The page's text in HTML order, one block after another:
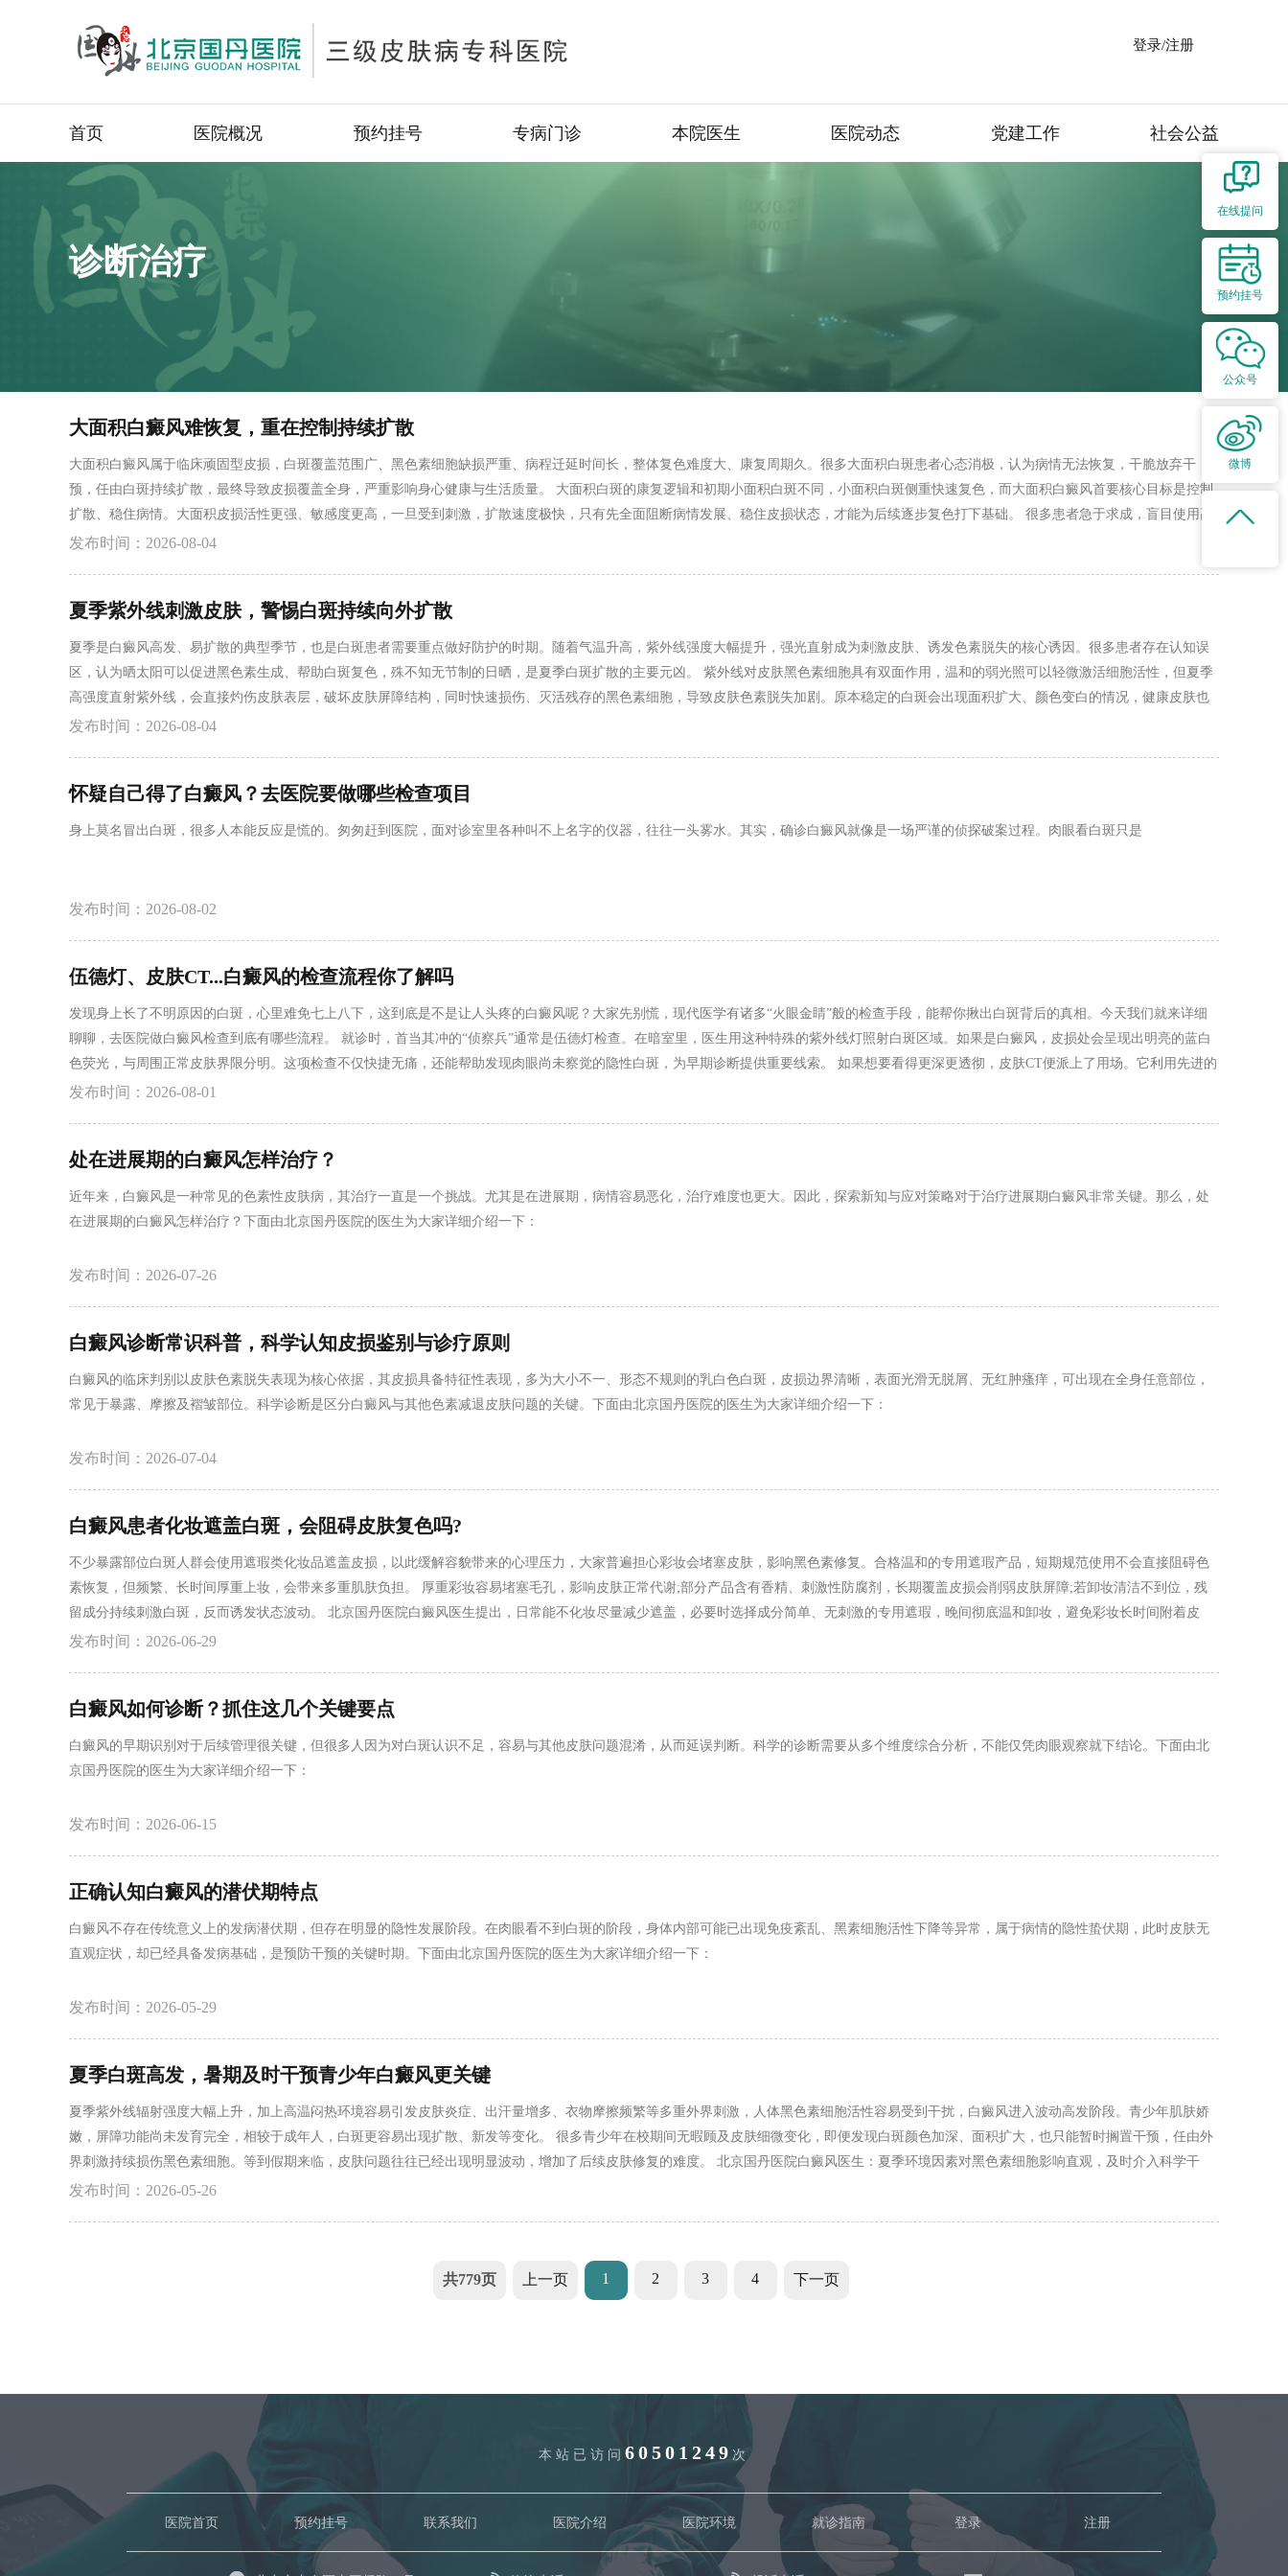
登录/注册
首页 医院概况 预约挂号 专病门诊 本院医生 医院动态 党建工作 社会公益
诊断治疗
大面积白癜风难恢复，重在控制持续扩散
大面积白癜风属于临床顽固型皮损，白斑覆盖范围广、黑色素细胞缺损严重、病程迁延时间长，整体复色难度大、康复周期久。很多大面积白斑患者心态消极，认为病情无法恢复，干脆放弃干
预，任由白斑持续扩散，最终导致皮损覆盖全身，严重影响身心健康与生活质量。 大面积白斑的康复逻辑和初期小面积白斑不同，小面积白斑侧重快速复色，而大面积白癜风首要核心目标是控制
扩散、稳住病情。大面积皮损活性更强、敏感度更高，一旦受到刺激，扩散速度极快，只有先全面阻断病情发展、稳住皮损状态，才能为后续逐步复色打下基础。 很多患者急于求成，盲目使用高
强度治疗手段，不仅无法快速复色，还会刺激大面积敏感皮损，诱发整体扩散，加重病情。大面积白斑调理讲究循序渐进、稳中求进，先通过内外结合的方式调节免疫、规避诱因、稳固皮损，杜
发布时间：2026-08-04
夏季紫外线刺激皮肤，警惕白斑持续向外扩散
夏季是白癜风高发、易扩散的典型季节，也是白斑患者需要重点做好防护的时期。随着气温升高，紫外线强度大幅提升，强光直射成为刺激皮肤、诱发色素脱失的核心诱因。很多患者存在认知误
区，认为晒太阳可以促进黑色素生成、帮助白斑复色，殊不知无节制的日晒，是夏季白斑扩散的主要元凶。 紫外线对皮肤黑色素细胞具有双面作用，温和的弱光照可以轻微激活细胞活性，但夏季
高强度直射紫外线，会直接灼伤皮肤表层，破坏皮肤屏障结构，同时快速损伤、灭活残存的黑色素细胞，导致皮肤色素脱失加剧。原本稳定的白斑会出现面积扩大、颜色变白的情况，健康皮肤也
可能受刺激长出新发小白点，让病情持续加重。 除此之外，夏季高温闷热，人体出汗量大幅增加，汗液长期浸润白斑部位，会造成皮肤潮湿敏感，容易引发泛红、瘙痒等应激反应，进一步降低皮
发布时间：2026-08-04
怀疑自己得了白癜风？去医院要做哪些检查项目
身上莫名冒出白斑，很多人本能反应是慌的。匆匆赶到医院，面对诊室里各种叫不上名字的仪器，往往一头雾水。其实，确诊白癜风就像是一场严谨的侦探破案过程。肉眼看白斑只是
发布时间：2026-08-02
伍德灯、皮肤CT...白癜风的检查流程你了解吗
发现身上长了不明原因的白斑，心里难免七上八下，这到底是不是让人头疼的白癜风呢？大家先别慌，现代医学有诸多“火眼金睛”般的检查手段，能帮你揪出白斑背后的真相。今天我们就来详细
聊聊，去医院做白癜风检查到底有哪些流程。 就诊时，首当其冲的“侦察兵”通常是伍德灯检查。在暗室里，医生用这种特殊的紫外线灯照射白斑区域。如果是白癜风，皮损处会呈现出明亮的蓝白
色荧光，与周围正常皮肤界限分明。这项检查不仅快捷无痛，还能帮助发现肉眼尚未察觉的隐性白斑，为早期诊断提供重要线索。 如果想要看得更深更透彻，皮肤CT便派上了用场。它利用先进的
三维断层成像技术，能够实时、动态地观察皮肤基底层黑色素细胞的存活数量和形态变化。这就好比给皮肤做了一个深度的“透视”，不仅能精准定性，还能为判断病情正处于进展期还是稳定期提
发布时间：2026-08-01
处在进展期的白癜风怎样治疗？
近年来，白癜风是一种常见的色素性皮肤病，其治疗一直是一个挑战。尤其是在进展期，病情容易恶化，治疗难度也更大。因此，探索新知与应对策略对于治疗进展期白癜风非常关键。那么，处
在进展期的白癜风怎样治疗？下面由北京国丹医院的医生为大家详细介绍一下：
发布时间：2026-07-26
白癜风诊断常识科普，科学认知皮损鉴别与诊疗原则
白癜风的临床判别以皮肤色素脱失表现为核心依据，其皮损具备特征性表现，多为大小不一、形态不规则的乳白色白斑，皮损边界清晰，表面光滑无脱屑、无红肿瘙痒，可出现在全身任意部位，
常见于暴露、摩擦及褶皱部位。科学诊断是区分白癜风与其他色素减退皮肤问题的关键。下面由北京国丹医院的医生为大家详细介绍一下：
发布时间：2026-07-04
白癜风患者化妆遮盖白斑，会阻碍皮肤复色吗?
不少暴露部位白斑人群会使用遮瑕类化妆品遮盖皮损，以此缓解容貌带来的心理压力，大家普遍担心彩妆会堵塞皮肤，影响黑色素修复。合格温和的专用遮瑕产品，短期规范使用不会直接阻碍色
素恢复，但频繁、长时间厚重上妆，会带来多重肌肤负担。 厚重彩妆容易堵塞毛孔，影响皮肤正常代谢;部分产品含有香精、刺激性防腐剂，长期覆盖皮损会削弱皮肤屏障;若卸妆清洁不到位，残
留成分持续刺激白斑，反而诱发状态波动。 北京国丹医院白癜风医生提出，日常能不化妆尽量减少遮盖，必要时选择成分简单、无刺激的专用遮瑕，晚间彻底温和卸妆，避免彩妆长时间附着皮
肤。 适度遮盖可舒缓心理，但不能过度依赖。北京国丹医院白癜风医生提醒，护肤优先选择保湿修护类产品，减少彩妆停留时长，降低外界成分对皮损的持续影响，不给皮肤修复增添阻碍。如有
发布时间：2026-06-29
白癜风如何诊断？抓住这几个关键要点
白癜风的早期识别对于后续管理很关键，但很多人因为对白斑认识不足，容易与其他皮肤问题混淆，从而延误判断。科学的诊断需要从多个维度综合分析，不能仅凭肉眼观察就下结论。下面由北
京国丹医院的医生为大家详细介绍一下：
发布时间：2026-06-15
正确认知白癜风的潜伏期特点
白癜风不存在传统意义上的发病潜伏期，但存在明显的隐性发展阶段。在肉眼看不到白斑的阶段，身体内部可能已出现免疫紊乱、黑素细胞活性下降等异常，属于病情的隐性蛰伏期，此时皮肤无
直观症状，却已经具备发病基础，是预防干预的关键时期。下面由北京国丹医院的医生为大家详细介绍一下：
发布时间：2026-05-29
夏季白斑高发，暑期及时干预青少年白癜风更关键
夏季紫外线辐射强度大幅上升，加上高温闷热环境容易引发皮肤炎症、出汗量增多、衣物摩擦频繁等多重外界刺激，人体黑色素细胞活性容易受到干扰，白癜风进入波动高发阶段。青少年肌肤娇
嫩，屏障功能尚未发育完全，相较于成年人，白斑更容易出现扩散、新发等变化。 很多青少年在校期间无暇顾及皮肤细微变化，即便发现白斑颜色加深、面积扩大，也只能暂时搁置干预，任由外
界刺激持续损伤黑色素细胞。等到假期来临，皮肤问题往往已经出现明显波动，增加了后续皮肤修复的难度。 北京国丹医院白癜风医生：夏季环境因素对黑色素细胞影响直观，及时介入科学干
预，能够有效阻断外界刺激带来的负面影响，稳住现有皮损状态。夏季人体血液循环加快，皮肤吸收能力有所提升，此时开展干预，能够更好地适配人体生理节律。 北京国丹医院白癜风医生：切
发布时间：2026-05-26
共779页 上一页 1 2 3 4 下一页
本站已访问 60501249 次
医院首页 预约挂号 联系我们 医院介绍 医院环境 就诊指南 登录 注册
在线提问
预约挂号
公众号
微博